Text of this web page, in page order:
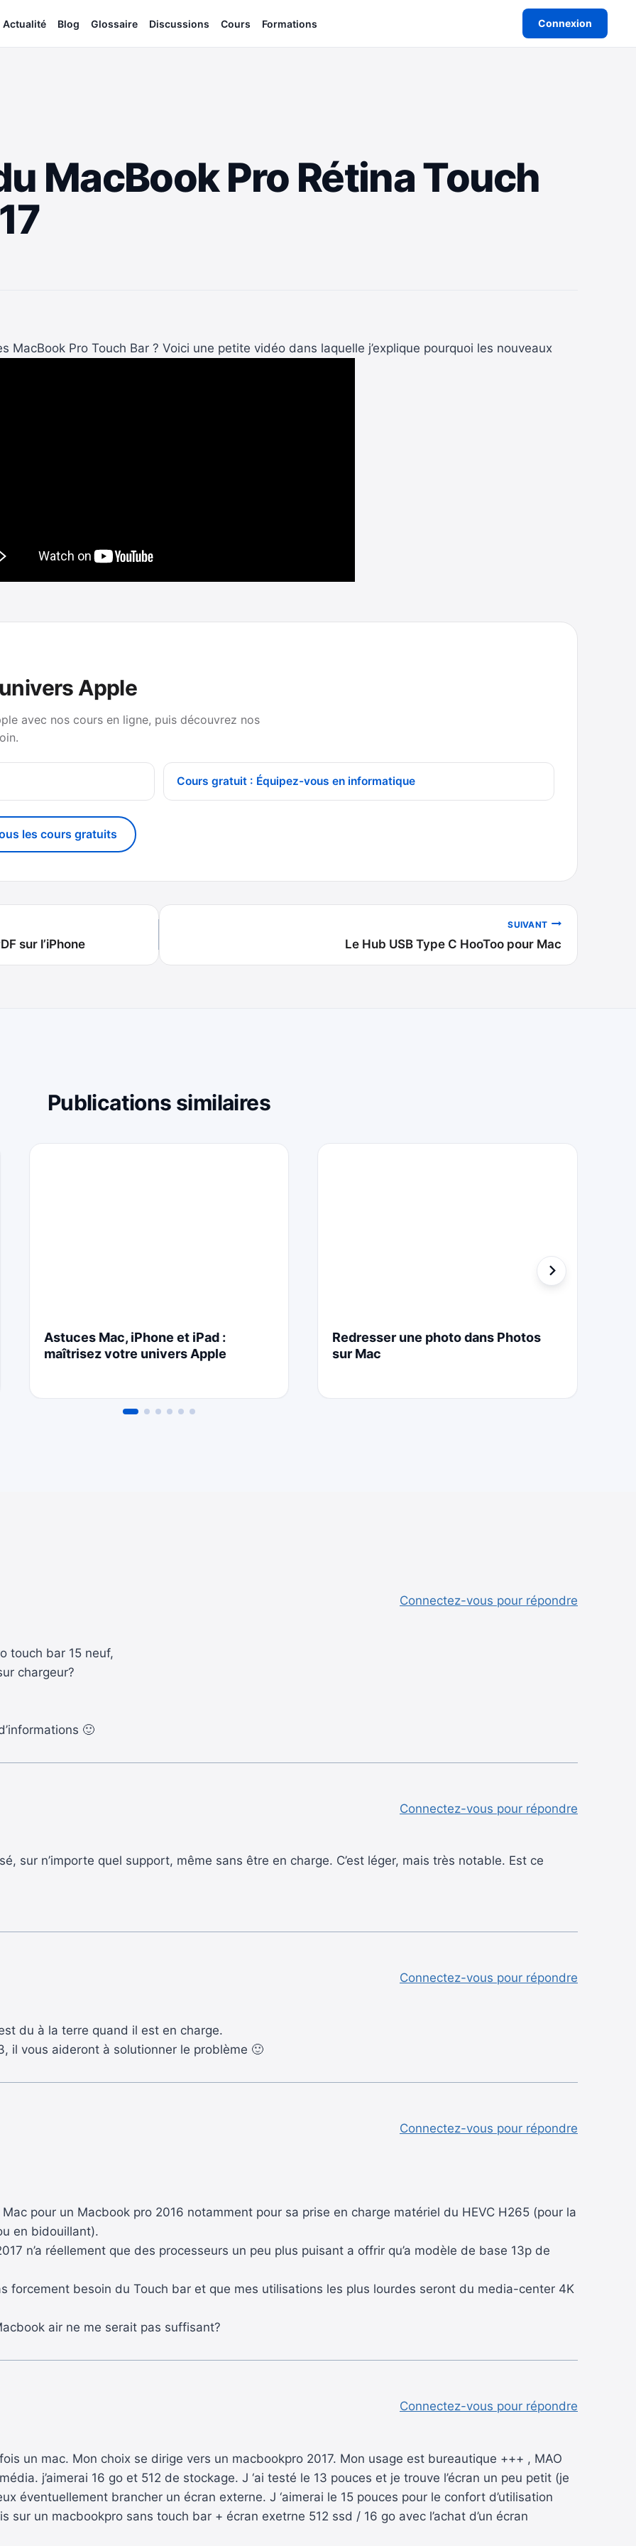
Actualité Blog Glossaire Discussions Cours Formations Connexion
MacBook Pro Rétina Touch
MacBook Pro Touch Bar ? Voici une petite vidéo dans laquelle j’explique pourquoi les nouveaux
Apple
avec nos cours en ligne, puis découvrez nos
Cours gratuit : Équipez-vous en informatique
les cours gratuits
sur l’iPhone
SUIVANT
Le Hub USB Type C HooToo pour Mac
Publications similaires
Astuces Mac, iPhone et iPad :
maîtrisez votre univers Apple
Redresser une photo dans Photos
sur Mac
touch bar 15 neuf,
chargeur?
🙂
Connectez-vous pour répondre
sur n’importe quel support, même sans être en charge. C’est léger, mais très notable. Est ce
Connectez-vous pour répondre
du à la terre quand il est en charge.
il vous aideront à solutionner le problème 🙂
Connectez-vous pour répondre
pour un Macbook pro 2016 notamment pour sa prise en charge matériel du HEVC H265 (pour la
en bidouillant).
n’a réellement que des processeurs un peu plus puisant a offrir qu’a modèle de base 13p de
forcement besoin du Touch bar et que mes utilisations les plus lourdes seront du media-center 4K
air ne me serait pas suffisant?
Connectez-vous pour répondre
un mac. Mon choix se dirige vers un macbookpro 2017. Mon usage est bureautique +++ , MAO
j’aimerai 16 go et 512 de stockage. J ‘ai testé le 13 pouces et je trouve l’écran un peu petit (je
éventuellement brancher un écran externe. J ‘aimerai le 15 pouces pour le confort d’utilisation
sur un macbookpro sans touch bar + écran exetrne 512 ssd / 16 go avec l’achat d’un écran
Connectez-vous pour répondre